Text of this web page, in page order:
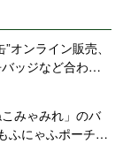
オンライン販売、
ッジなど合わせ
みゃみれ」のバ
ふにゃふポーチ・